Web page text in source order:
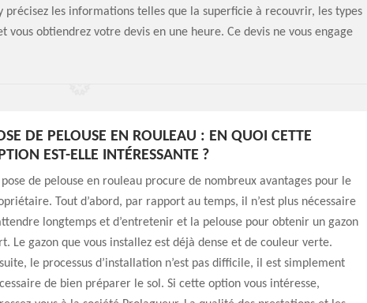
les informations telles que la superficie à recouvrir, les types
vous obtiendrez votre devis en une heure. Ce devis ne vous engage
DE PELOUSE EN ROULEAU : EN QUOI CETTE
EST-ELLE INTÉRESSANTE ?
pose de pelouse en rouleau procure de nombreux avantages pour le
Tout d’abord, par rapport au temps, il n’est plus nécessaire
longtemps et d’entretenir et la pelouse pour obtenir un gazon
Le gazon que vous installez est déjà dense et de couleur verte.
le processus d’installation n’est pas difficile, il est simplement
de bien préparer le sol. Si cette option vous intéresse,